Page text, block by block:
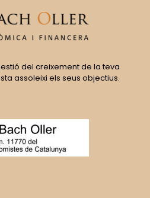
del creixement de la teva
assoleixi els seus objectius.